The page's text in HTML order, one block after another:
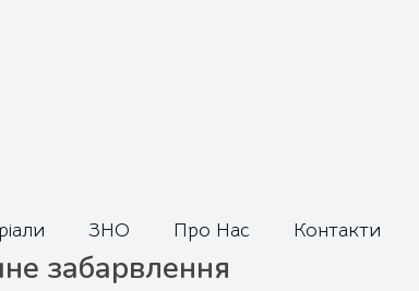
ЗНО Про Нас Контакти
забарвлення